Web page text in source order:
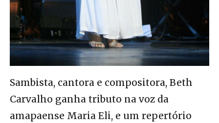
Sambista, cantora e compositora, Beth
Carvalho ganha tributo na voz da
amapaense Maria Eli, e um repertório